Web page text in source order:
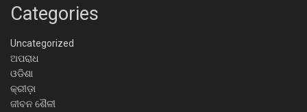
Categories
Uncategorized
ଅପରାଧ
ଓଡିଶା
କ୍ରୀଡ଼ା
ଜୀବନ ଶୈଳୀ